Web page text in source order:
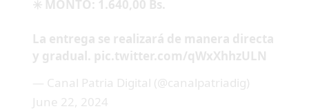
✳️ MONTO: 1.640,00 Bs.
La entrega se realizará de manera directa
y gradual. pic.twitter.com/qWxXhhzULN
— Canal Patria Digital (@canalpatriadig)
June 22, 2024